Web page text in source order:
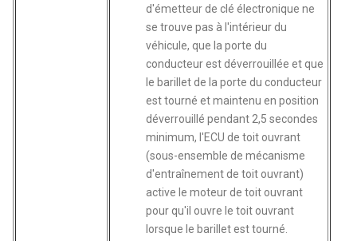
d'émetteur de clé électronique ne
se trouve pas à l'intérieur du
véhicule, que la porte du
conducteur est déverrouillée et que
le barillet de la porte du conducteur
est tourné et maintenu en position
déverrouillé pendant 2,5 secondes
minimum, l'ECU de toit ouvrant
(sous-ensemble de mécanisme
d'entraînement de toit ouvrant)
active le moteur de toit ouvrant
pour qu'il ouvre le toit ouvrant
lorsque le barillet est tourné.